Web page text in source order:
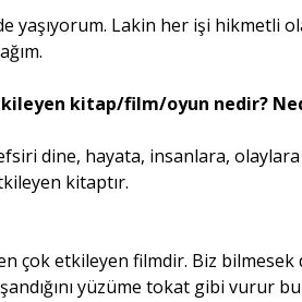
yaşıyorum. Lakin her işi hikmetli
kitap/film/oyun nedir?
dine, hayata, insanlara, olaylara
kitaptır.
çok etkileyen filmdir. Biz
yüzüme tokat gibi vurur